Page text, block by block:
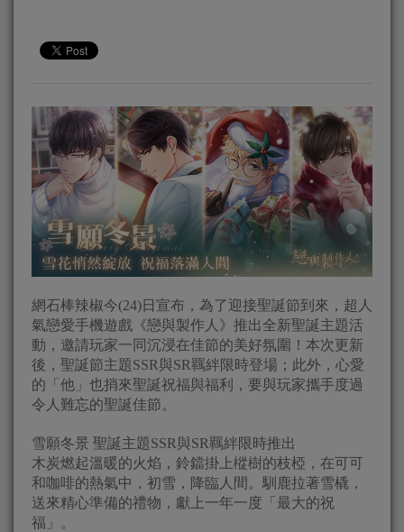
網石棒辣椒今(24)日宣布，為了迎接聖誕節到來，超人
氣戀愛手機遊戲《戀與製作人》推出全新聖誕主題活
動，邀請玩家一同沉浸在佳節的美好氛圍！本次更新
後，聖誕節主題SSR與SR羈絆限時登場；此外，心愛
的「他」也捎來聖誕祝福與福利，要與玩家攜手度過
令人難忘的聖誕佳節。
雪願冬景 聖誕主題SSR與SR羈絆限時推出
木炭燃起溫暖的火焰，鈴鐺掛上樅樹的枝椏，在可可
和咖啡的熱氣中，初雪，降臨人間。馴鹿拉著雪橇，
送來精心準備的禮物，獻上一年一度「最大的祝
福」。